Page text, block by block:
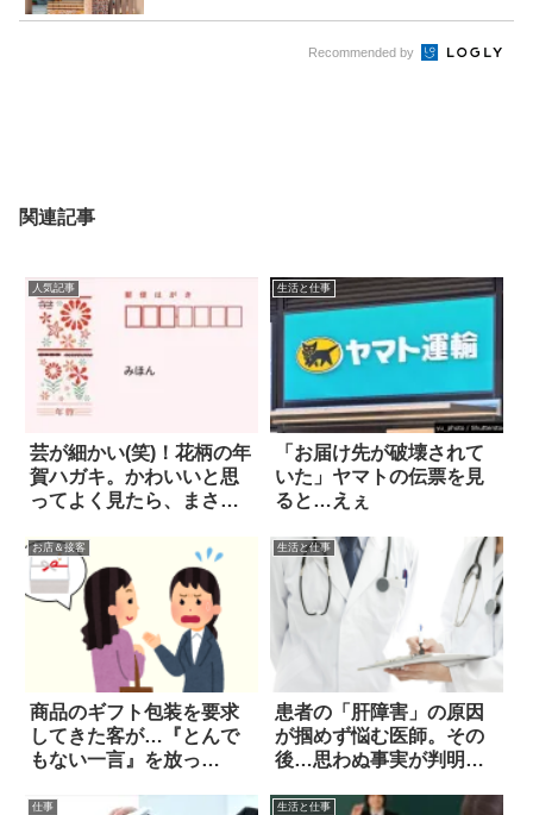
Recommended by
関連記事
人気記事
芸が細かい(笑)！花柄の年
賀ハガキ。かわいいと思
ってよく見たら、まさか
生活と仕事
「お届け先が破壊されて
いた」ヤマトの伝票を見
ると…えぇ
お店＆接客
商品のギフト包装を要求
してきた客が…『とんで
もない一言』を放っ
生活と仕事
患者の「肝障害」の原因
が掴めず悩む医師。その
後…思わぬ事実が判明し
仕事 生活と仕事